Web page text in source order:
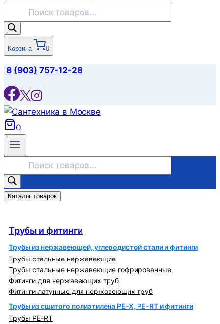
товаров
Корзина 0
8 (903) 757-12-28
0
товаров
Каталог товаров
Трубы и фитинги
Трубы из нержавеющей, углеродистой стали и фитинги
Трубы стальные нержавеющие
Трубы стальные нержавеющие гофрированные
Фитинги для нержавеющих труб
Фитинги латунные для нержавеющих труб
Трубы из сшитого полиэтилена PE-X, PE-RT и фитинги
Трубы PE-RT